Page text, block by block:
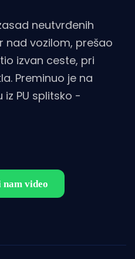
neutvrđenih
nad vozilom, prešao
izvan ceste, pri
Preminuo je na
PU splitsko -